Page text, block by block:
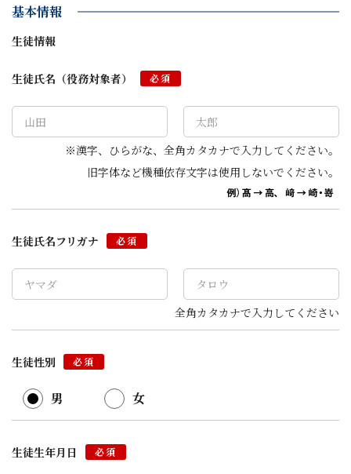
基本情報
生徒情報
生徒氏名（役務対象者） 必須
※漢字、ひらがな、全角カタカナで入力してください。
旧字体など機種依存文字は使用しないでください。
生徒氏名フリガナ 必須
全角カタカナで入力してください
生徒性別 必須
男 女
生徒生年月日 必須